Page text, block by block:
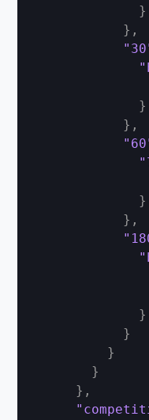
}
} ,
}
} ,
}
} ,
}
}
}
}
} ,